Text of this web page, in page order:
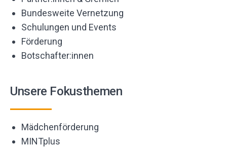
Bundesweite Vernetzung
Schulungen und Events
Förderung
Botschafter:innen
Unsere Fokusthemen
Mädchenförderung
MINTplus